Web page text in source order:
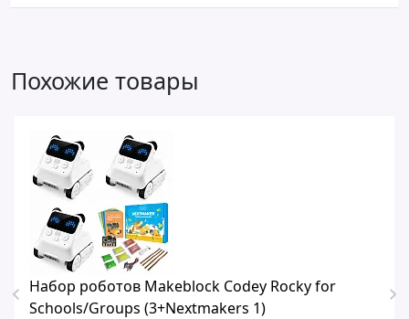
Похожие товары
Набор роботов Makeblock Codey Rocky for
Schools/Groups (3+Nextmakers 1)